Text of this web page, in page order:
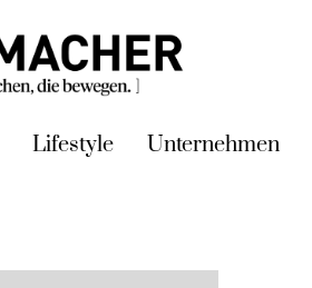
Lifestyle Unternehmen